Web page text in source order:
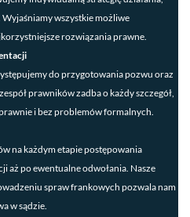
wszystkie możliwe
rozwiązania prawne.
do przygotowania pozwu oraz
prawników zadba o każdy szczegół,
i bez problemów formalnych.
na każdym etapie postępowania
aż po ewentualne odwołania. Nasze
spraw frankowych pozwala nam
w sądzie.